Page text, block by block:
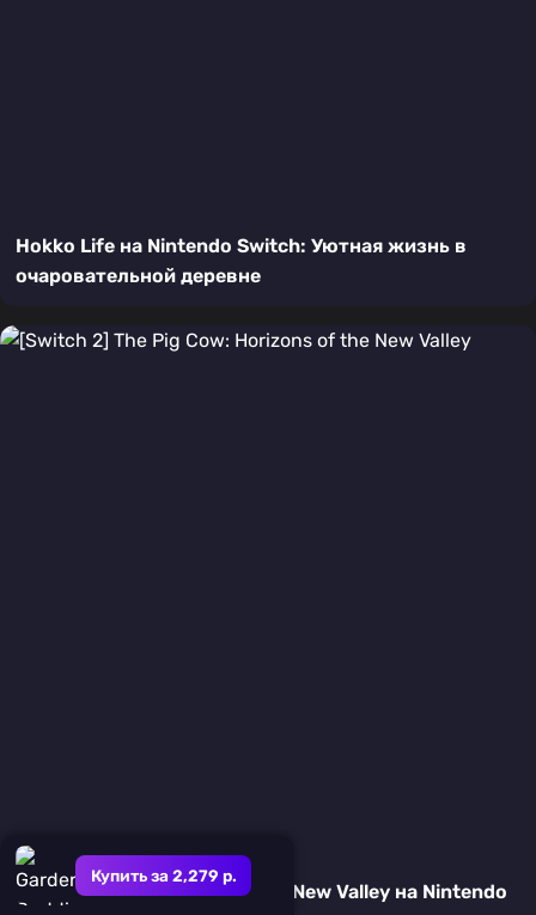
Купить за 2,279 р.
Hokko Life на Nintendo Switch: Уютная жизнь в
очаровательной деревне
The Pig Cow: Horizons of the New Valley на Nintendo